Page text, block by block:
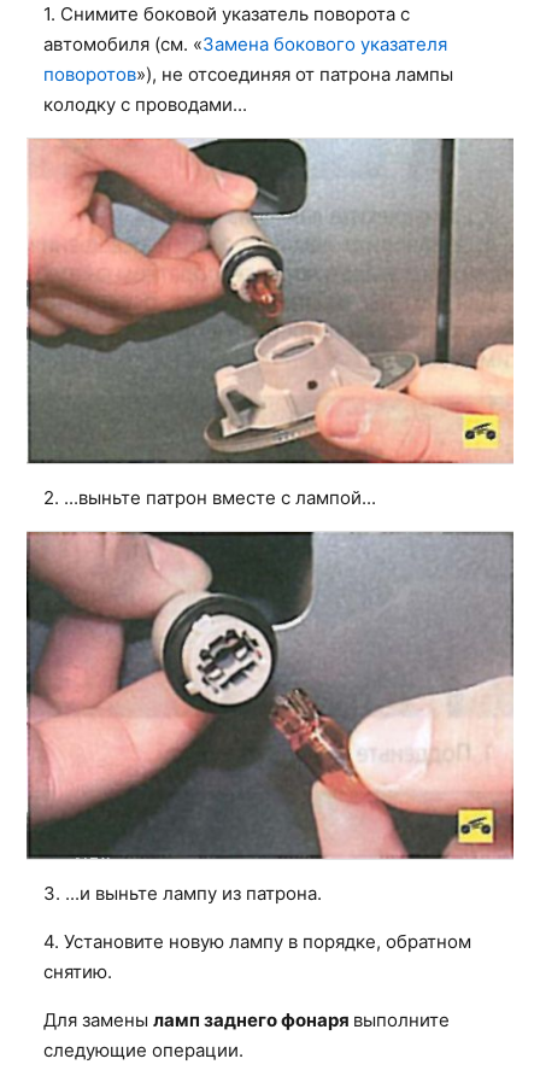
1. Снимите боковой указатель поворота с
автомобиля (см. «Замена бокового указателя
поворотов»), не отсоединяя от патрона лампы
колодку с проводами...
2. ...выньте патрон вместе с лампой...
3. ...и выньте лампу из патрона.
4. Установите новую лампу в порядке, обратном
снятию.
Для замены ламп заднего фонаря выполните
следующие операции.